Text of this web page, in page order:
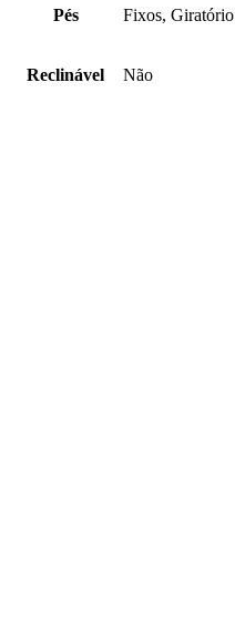
Pés Fixos, Giratório
Reclinável Não